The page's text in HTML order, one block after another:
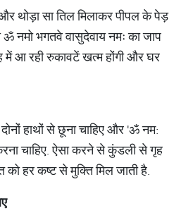
थोड़ा सा तिल मिलाकर पीपल के पेड़
ॐ नमो भगतवे वासुदेवाय नमः का जाप
में आ रही रुकावटें खत्म होंगी और घर
हाथों से छूना चाहिए और 'ॐ नम:
चाहिए. ऐसा करने से कुंडली से गृह
को हर कष्ट से मुक्ति मिल जाती है.